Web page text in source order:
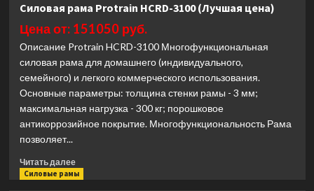
дорожка
Impulse
(X5-
T
LCD)
(Лучшая
цена)
Силовая рама Protrain HCRD-3100 (Лучшая цена)
Цена от: 151050 руб.
Описание Protrain HCRD-3100 Многофункциональная
силовая рама для домашнего (индивидуального,
семейного) и легкого коммерческого использования.
Основные параметры: толщина стенки рамы - 3 мм;
максимальная нагрузка - 300 кг; порошковое
антикоррозийное покрытие. Многофункциональность Рама
позволяет...
Читать далееПрочитать
больше
Силовые рамы